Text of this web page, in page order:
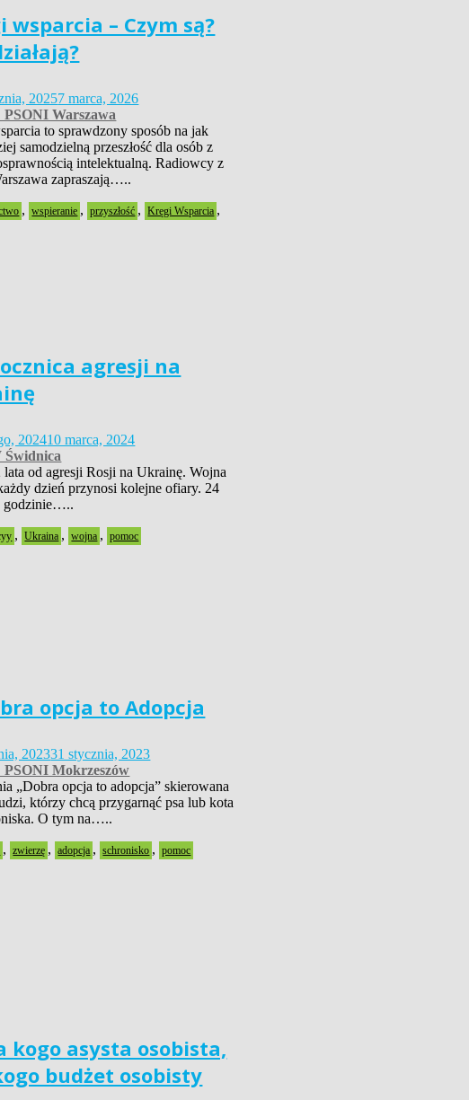
wsparcia – Czym są?
20257 marca, 2026
Warszawa
to sprawdzony sposób na jak
samodzielną przeszłość dla osób z
intelektualną. Radiowcy z
zapraszają…..
, wspieranie , przyszłość , Kręgi Wsparcia ,
agresji na
202410 marca, 2024
Świdnica
od agresji Rosji na Ukrainę. Wojna
dzień przynosi kolejne ofiary. 24
godzinie…..
, Ukraina , wojna , pomoc
opcja to Adopcja
202331 stycznia, 2023
Mokrzeszów
„Dobra opcja to adopcja” skierowana
którzy chcą przygarnąć psa lub kota
O tym na…..
, zwierzę , adopcja , schronisko , pomoc
kogo asysta osobista,
budżet osobisty